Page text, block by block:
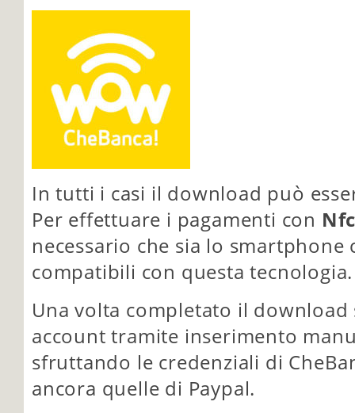
In tutti i casi il download può
Per effettuare i pagamenti con
necessario che sia lo smartphone
compatibili con questa tecnologia.
Una volta completato il
account tramite inserimento
sfruttando le credenziali di
ancora quelle di Paypal.